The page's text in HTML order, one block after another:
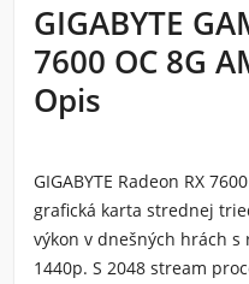
GIGABYTE
7600 OC 8G
Opis
GIGABYTE Radeon RX
grafická karta strednej
výkon v dnešných hrách
1440p. S 2048 stream